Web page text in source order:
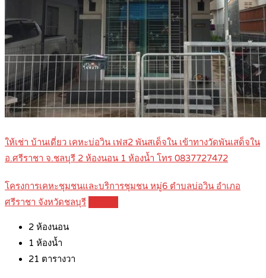
ให้เช่า บ้านเดี่ยว เคหะบ่อวิน เฟส2 พันสเด็จใน เข้าทางวัดพันเสด็จใน
อ.ศรีราชา จ.ชลบุรี 2 ห้องนอน 1 ห้องน้ำ โทร 0837727472
โครงการเคหะชุมชนและบริการชุมชน หมู่6 ตำบลบ่อวิน อำเภอ
ศรีราชา จังหวัดชลบุรี
2 ห้องนอน
1 ห้องน้ำ
21 ตารางวา